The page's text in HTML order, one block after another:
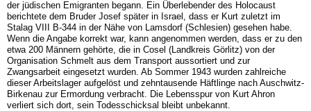
der jüdischen Emigran­ten begann. Ein Überlebender des Holocaust
berichtete dem Bruder Josef später in Isra­el, dass er Kurt zuletzt im
Stalag VIII B-344 in der Nähe von Lamsdorf (Schlesien) gesehen habe.
Wenn die Angabe korrekt war, kann angenommen werden, dass er zu den
etwa 200 Männern gehörte, die in Cosel (Landkreis Görlitz) von der
Organisation Schmelt aus dem Transport aussortiert und zur
Zwangsarbeit eingesetzt wurden. Ab Sommer 1943 wurden zahlreiche
dieser Arbeitslager aufgelöst und zehntausende Häftlinge nach Aus­chwitz-
Birkenau zur Ermordung verbracht. Die Lebensspur von Kurt Ahron
verliert sich dort, sein Todesschicksal bleibt unbekannt.